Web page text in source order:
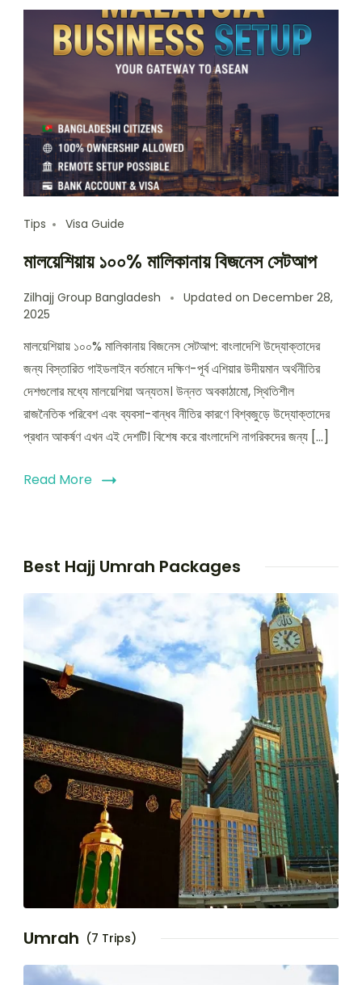
Tips Visa Guide
মালয়েশিয়ায় ১০০% মালিকানায় বিজনেস সেটআপ
Zilhajj Group Bangladesh Updated on December 28,
2025
মালয়েশিয়ায় ১০০% মালিকানায় বিজনেস সেটআপ: বাংলাদেশি উদ্যোক্তাদের
জন্য বিস্তারিত গাইডলাইন বর্তমানে দক্ষিণ-পূর্ব এশিয়ার উদীয়মান অর্থনীতির
দেশগুলোর মধ্যে মালয়েশিয়া অন্যতম। উন্নত অবকাঠামো, স্থিতিশীল
রাজনৈতিক পরিবেশ এবং ব্যবসা-বান্ধব নীতির কারণে বিশ্বজুড়ে উদ্যোক্তাদের
প্রধান আকর্ষণ এখন এই দেশটি। বিশেষ করে বাংলাদেশি নাগরিকদের জন্য […]
Read More
Best Hajj Umrah Packages
Umrah (7 Trips)